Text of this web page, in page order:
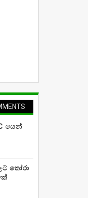
යෙන්
තෝරා